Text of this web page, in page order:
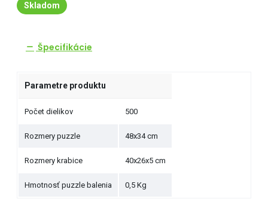
Skladom
Špecifikácie
Parametre produktu
Počet dielikov 500
Rozmery puzzle 48x34 cm
Rozmery krabice 40x26x5 cm
Hmotnosť puzzle balenia 0,5 Kg